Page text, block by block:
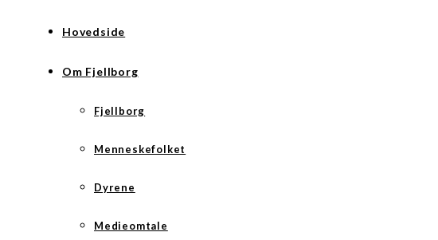
Hovedside
Om Fjellborg
Fjellborg
Menneskefolket
Dyrene
Medieomtale